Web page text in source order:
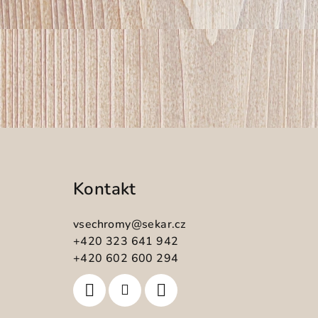
Kontakt
vsechromy@sekar.cz
+420 323 641 942
+420 602 600 294